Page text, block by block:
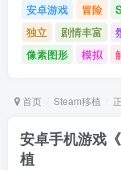
安卓游戏 冒险
独立
剧情丰富
像素图形
模拟
首页 Steam移植
安卓手机游戏
植